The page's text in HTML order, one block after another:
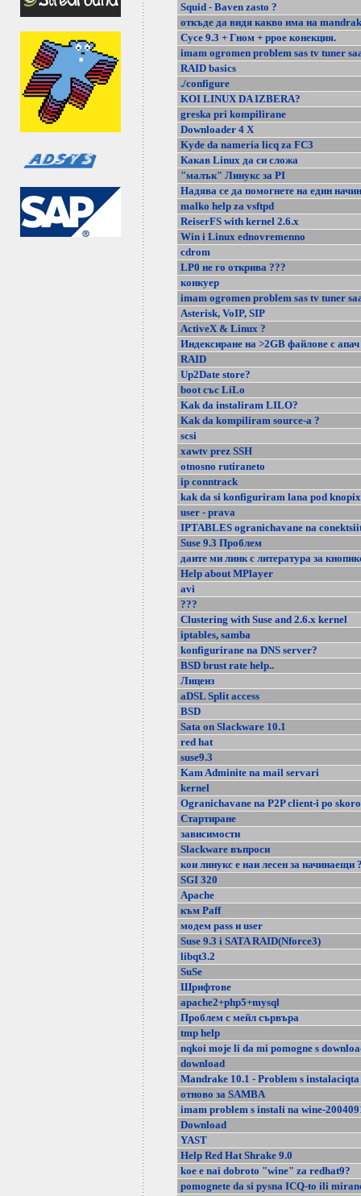
Squid - Baven zasto ?
откъде да видя какво има на
Сусе 9.3 + Гном + ppoe конекция.
imam ogromen problem sas tv tuner
RAID basics
./configure
KOI LINUX DA IZBERA?
greska pri kompilirane
Downloader 4 X
Kyde da nameria licq za FC3
Какав Linux да си сложа
"малък" Линукс за PI
Надява се да помогнете на един
malko help za vsftpd
ReiserFS with kernel 2.6.x
Win i Linux ednovremenno
cdrom
LP0 не го открива ???
конкуер
imam ogromen problem sas tv tuner
Asterisk, VoIP, SIP
ActiveX & Linux ?
Индексиране на >2GB файлове с апач
RAID
Up2Date store?
boot със LiLo
Kak da instaliram LILO?
Kak da kompiliram source-a ?
scsi
xawtv prez SSH
otnosno rutiraneto
ip conntrack
kak da si konfiguriram lana pod knopix
user - prava
IPTABLES ogranichavane na
Suse 9.3 Проблем
даите ми линк с литература за
Help about MPlayer
avi
???
Clustering with Suse and 2.6.x kernel
iptables, samba
konfigurirane na DNS server?
BSD brust rate help..
Лиценз
aDSL Split access
BSD
Sata on Slackware 10.1
red hat
suse9.3
Kam Adminite na mail servari
kernel
Ogranichavane na P2P client-i po
Стартиране
зависимости
Slackware въпроси
кои линукс е наи лесен за начинаещи
SGI 320
Apache
към Paff
модем pass и user
Suse 9.3 i SATA RAID(Nforce3)
libqt3.2
SuSe
Шрифтове
apache2+php5+mysql
Проблем с мейл сървъра
tmp help
nqkoi moje li da mi pomogne s
download
Mandrake 10.1 - Problem s instalaciqta
отново за SAMBA
imam problem s instali na wine-
Download
YAST
Help Red Hat Shrake 9.0
koe e nai dobroto "wine" za redhat9?
pomognete da si pysna ICQ-to ili